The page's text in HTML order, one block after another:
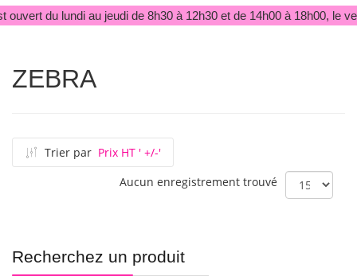
ouvert du lundi au jeudi de 8h30 à 12h30 et de 14h00 à 18h00, le
ZEBRA
Trier par Prix HT ' +/-'
Aucun enregistrement trouvé
Recherchez un produit